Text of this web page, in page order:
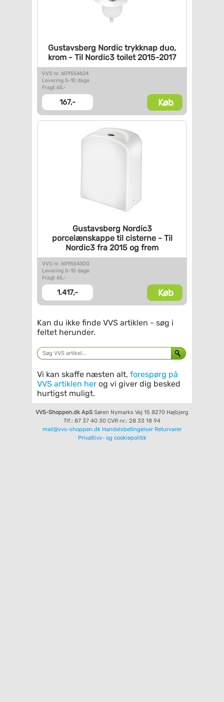
Gustavsberg Nordic trykknap duo,
krom - Til Nordic3 toilet2015-2017
VVS nr. 609554624
Levering 5-10 dage
Fragt 65,-
167,- Køb
Gustavsberg Nordic3
porcelænskappe til cisterne -Til
Nordic3 fra 2015 og frem
VVS nr. 609554300
Levering 5-10 dage
Fragt 65,-
1.417,- Køb
Kan du ikke finde VVS artiklen - søg i
feltet herunder.
Vi kan skaffe næsten alt, forespørg på
VVS artiklen her og vi giver dig besked
hurtigst muligt.
VVS-Shoppen.dk ApS Søren Nymarks Vej 15 8270 Højbjerg
Tlf.: 87 37 40 30 CVR nr.: 28 33 18 94
mail@vvs-shoppen.dk Handelsbetingelser Returvarer
Privatlivs- og cookiepolitik